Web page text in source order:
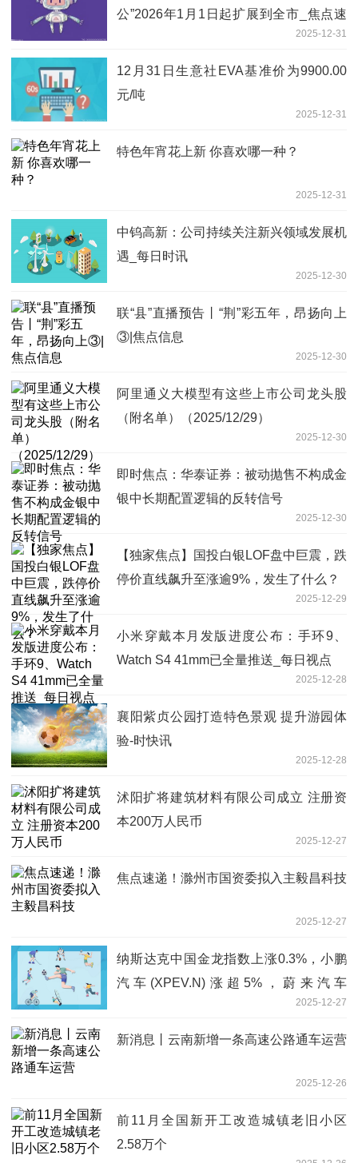
公”2026年1月1日起扩展到全市_焦点速
2025-12-31
12月31日生意社EVA基准价为9900.00
元/吨
2025-12-31
特色年宵花上新 你喜欢哪一种？
2025-12-31
中钨高新：公司持续关注新兴领域发展机
遇_每日时讯
2025-12-30
联“县”直播预告丨“荆”彩五年，昂扬向上
③|焦点信息
2025-12-30
阿里通义大模型有这些上市公司龙头股
（附名单）（2025/12/29）
2025-12-30
即时焦点：华泰证券：被动抛售不构成金
银中长期配置逻辑的反转信号
2025-12-30
【独家焦点】国投白银LOF盘中巨震，跌
停价直线飙升至涨逾9%，发生了什么？
2025-12-29
小米穿戴本月发版进度公布：手环9、
Watch S4 41mm已全量推送_每日视点
2025-12-28
襄阳紫贞公园打造特色景观 提升游园体
验-时快讯
2025-12-28
沭阳扩将建筑材料有限公司成立 注册资
本200万人民币
2025-12-27
焦点速递！滁州市国资委拟入主毅昌科技
2025-12-27
纳斯达克中国金龙指数上涨0.3%，小鹏
汽车(XPEV.N)涨超5%，蔚来汽车
(NIO.N)、理想汽车(LI.O)涨超2%，阿里
巴巴(BABA.N)涨0.8%。 焦点讯息
2025-12-27
新消息丨云南新增一条高速公路通车运营
2025-12-26
前11月全国新开工改造城镇老旧小区
2.58万个